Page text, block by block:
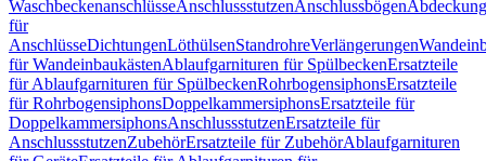
WaschbeckenanschlüsseAnschlussstutzenAnschlussbögen
für
AnschlüsseDichtungenLöthülsenStandrohreVerlängerungen
für WandeinbaukästenAblaufgarnituren für SpülbeckenErsatzteile
für Ablaufgarnituren für SpülbeckenRohrbogensiphonsErsatzteile
für RohrbogensiphonsDoppelkammersiphonsErsatzteile für
DoppelkammersiphonsAnschlussstutzenErsatzteile für
AnschlussstutzenZubehörErsatzteile für ZubehörAblaufgarnituren